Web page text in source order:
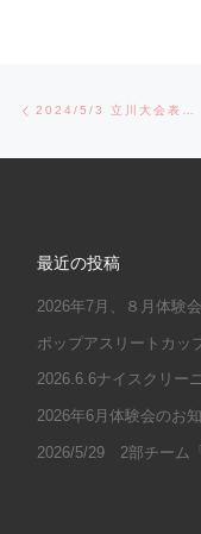
Post 2024/5/3 立川大会表彰式
最近の投稿
2026年7月、８月体験
ポップアスリートカッ
2026.6.6ナイスクリー
2026年6月体験会のお
2026/5/29 2部チーム